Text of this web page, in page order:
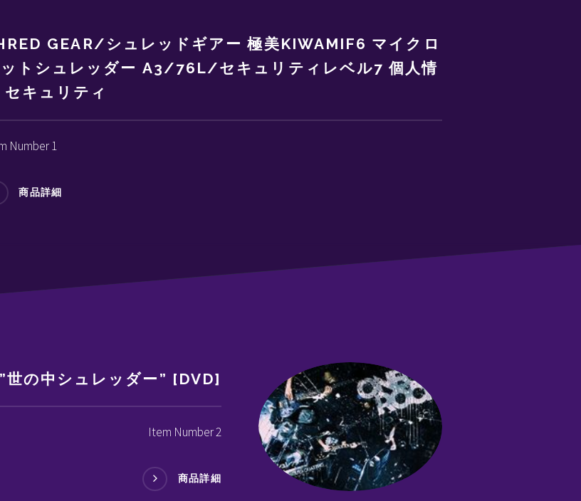
GEAR/シュレッドギアー 極美KIWAMIF6 マイクロ
トシュレッダー A3/76L/セキュリティレベル7 個人情
セキュリティ
Number 1
商品詳細
の中シュレッダー” [DVD]
Item Number 2
商品詳細